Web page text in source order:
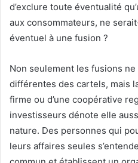
d’exclure toute éventualité
aux consommateurs, ne
éventuel à une fusion ?
Non seulement les fusions
différentes des cartels, mais
firme ou d’une coopérative
investisseurs dénote elle
nature. Des personnes qui
leurs affaires seules